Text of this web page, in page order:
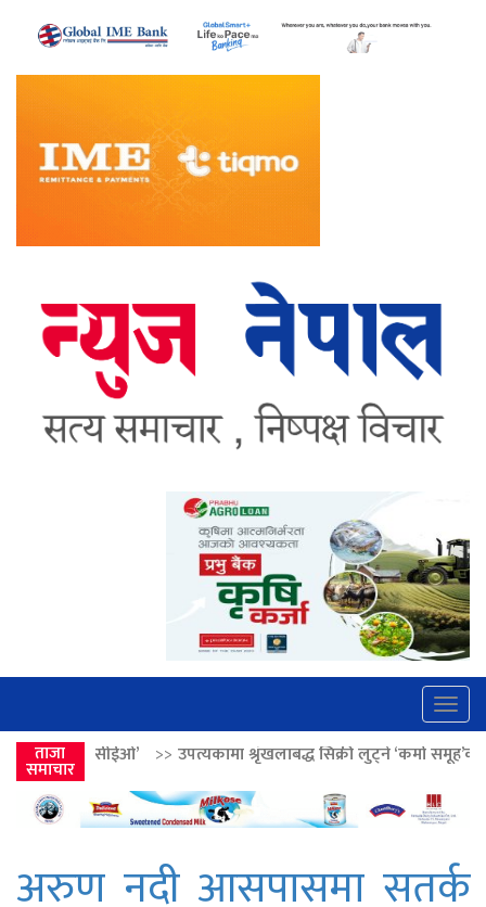
ताजा
समाचार
उपत्यकामा श्रृंखलाबद्ध सिक्री लुट्ने ‘कर्मा समूह’का नाइकेसहित पाँच पक्राउ
अरुण नदी आसपासमा सतर्क